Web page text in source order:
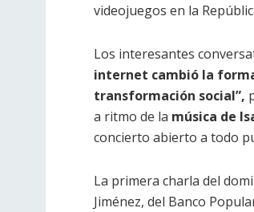
videojuegos en la
Los interesantes
internet cambió la
transformación social”,
a ritmo de la música de
concierto abierto a todo
La primera charla del
Jiménez, del Banco